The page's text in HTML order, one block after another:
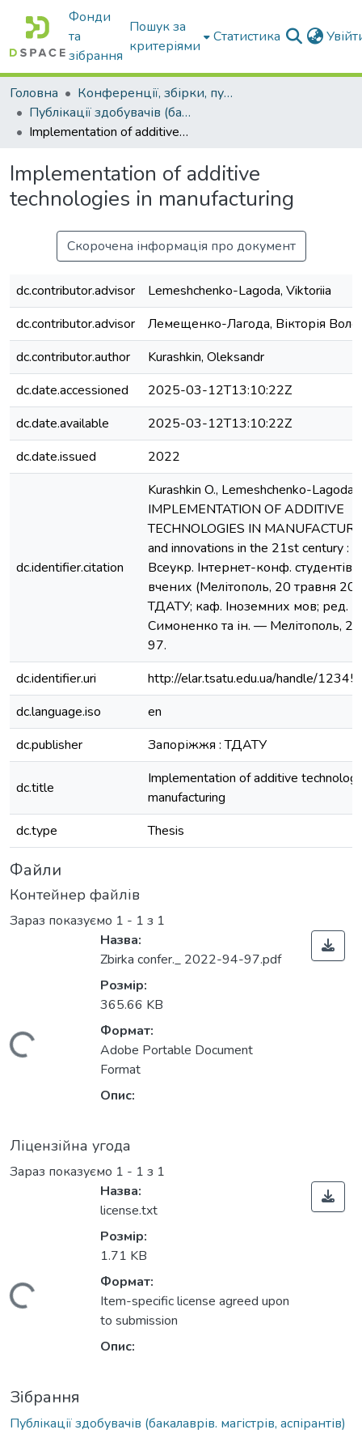
Фонди
та
зібрання
Пошук за
критеріями
Статистика
Головна
Конференції, збірки, публікації молодих вчених і здобувачів : магістрів, бакалаврів, аспірантів.
Публікації здобувачів (бакалаврів. магістрів, аспірантів)
Implementation of additive technologies in manufacturing
Implementation of additive
technologies in manufacturing
Скорочена інформація про документ
dc.contributor.advisor
Lemeshchenko-Lagoda, Viktoriia
dc.contributor.advisor
Лемещенко-Лагода, Вікторія
dc.contributor.author
Kurashkin, Oleksandr
dc.date.accessioned
2025-03-12T13:10:22Z
dc.date.available
2025-03-12T13:10:22Z
dc.date.issued
2022
dc.identifier.citation
Kurashkin O., Lemeshchenko-Lagoda
IMPLEMENTATION OF ADDITIVE
TECHNOLOGIES IN
and innovations in the 21st century :
Всеукр. Інтернет-конф. студентів
вчених (Мелітополь, 20 травня
ТДАТУ; каф. Іноземних мов; ред.
Симоненко та ін. — Мелітополь,
97.
dc.identifier.uri
http://elar.tsatu.edu.ua/handle/
dc.language.iso
en
dc.publisher
Запоріжжя : ТДАТУ
dc.title
Implementation of additive
manufacturing
dc.type
Thesis
Файли
Контейнер файлів
Зараз показуємо 1 - 1 з 1
Вантажиться...
Назва:
Zbirka confer._ 2022-94-97.pdf
Розмір:
365.66 KB
Формат:
Adobe Portable Document
Format
Опис:
Ліцензійна угода
Зараз показуємо 1 - 1 з 1
Вантажиться...
Назва:
license.txt
Розмір:
1.71 KB
Формат:
Item-specific license agreed upon
to submission
Опис:
Зібрання
Публікації здобувачів (бакалаврів. магістрів, аспірантів)